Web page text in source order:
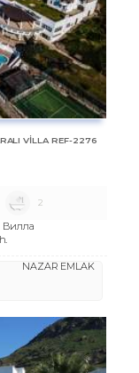
VİLLA REF-2276
2
Вилла
NAZAR EMLAK